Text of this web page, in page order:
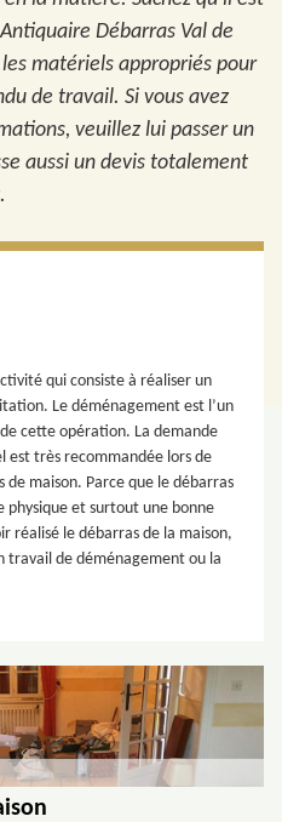
Débarras Val de
matériels appropriés pour
de travail. Si vous avez
veuillez lui passer un
aussi un devis totalement
qui consiste à réaliser un
Le déménagement est l’un
cette opération. La demande
est très recommandée lors de
de maison. Parce que le débarras
physique et surtout une bonne
réalisé le débarras de la maison,
travail de déménagement ou la